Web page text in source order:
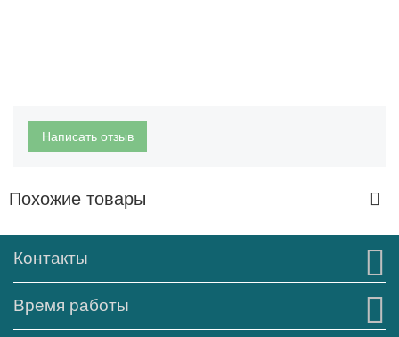
Написать отзыв
Похожие товары
Контакты
Время работы